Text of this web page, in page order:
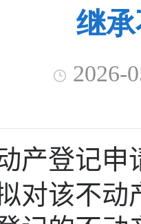
继
网
产登记申
对该不